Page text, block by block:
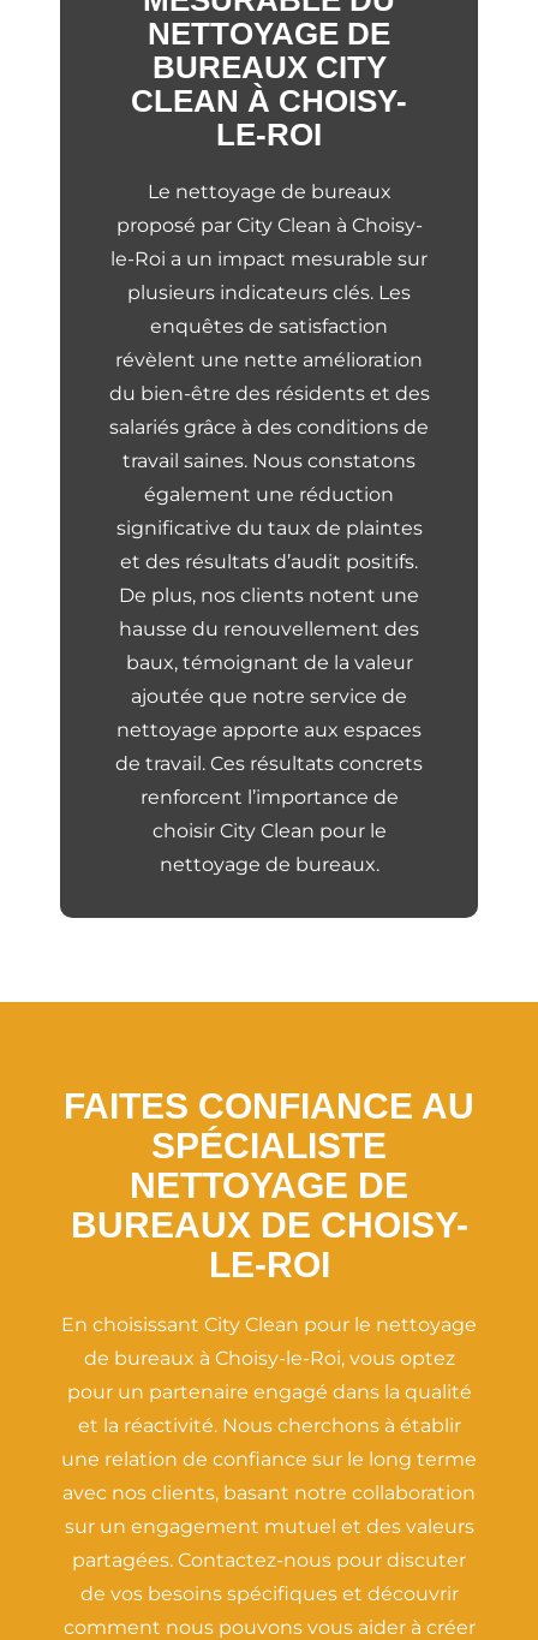
NETTOYAGE DE
BUREAUX CITY
CLEAN À CHOISY-
LE-ROI
Le nettoyage de bureaux
proposé par City Clean à Choisy-
le-Roi a un impact mesurable sur
plusieurs indicateurs clés. Les
enquêtes de satisfaction
révèlent une nette amélioration
du bien-être des résidents et des
salariés grâce à des conditions de
travail saines. Nous constatons
également une réduction
significative du taux de plaintes
et des résultats d’audit positifs.
De plus, nos clients notent une
hausse du renouvellement des
baux, témoignant de la valeur
ajoutée que notre service de
nettoyage apporte aux espaces
de travail. Ces résultats concrets
renforcent l’importance de
choisir City Clean pour le
nettoyage de bureaux.
FAITES CONFIANCE AU
SPÉCIALISTE
NETTOYAGE DE
BUREAUX DE CHOISY-
LE-ROI
En choisissant City Clean pour le nettoyage
de bureaux à Choisy-le-Roi, vous optez
pour un partenaire engagé dans la qualité
et la réactivité. Nous cherchons à établir
une relation de confiance sur le long terme
avec nos clients, basant notre collaboration
sur un engagement mutuel et des valeurs
partagées. Contactez-nous pour discuter
de vos besoins spécifiques et découvrir
comment nous pouvons vous aider à créer